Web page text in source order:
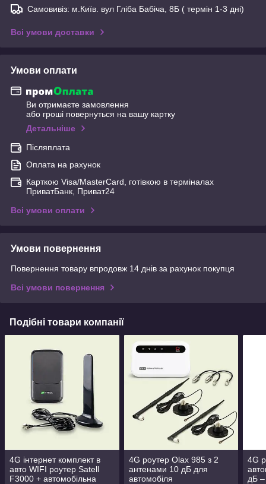
Самовивіз: м.Київ. вул Гліба Бабіча, 8Б ( термін 1-3 дні)
Всі умови доставки
Умови оплати
Ви отримаєте замовлення
або гроші повернуться на вашу картку
Детальніше
Післяплата
Оплата на рахунок
Карткою Visa/MasterCard, готівкою в терміналах
ПриватБанк, Приват24
Всі умови оплати
Умови повернення
Повернення товару впродовж 14 днів за рахунок покупця
Всі умови повернення
Подібні товари компанії
4G інтернет комплект в
авто WIFI роутер Satell
F3000 + автомобільна
4G роутер Olax 985 з 2
антенами 10 дБ для
автомобіля
4G
дБ –